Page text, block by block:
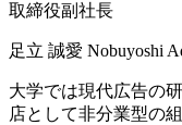
取締役副社長
足立 誠愛 Nobuyoshi
大学では現代広告の
店として非分業型の